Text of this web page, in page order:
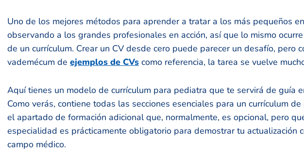
Uno de los mejores métodos para aprender a tratar a los más pequeños
observando a los grandes profesionales en acción, así que lo mismo
de un currículum. Crear un CV desde cero puede parecer un desafío, pero
vademécum de ejemplos de CVs como referencia, la tarea se vuelve
Aquí tienes un modelo de currículum para pediatra que te servirá de guía
Como verás, contiene todas las secciones esenciales para un currículum
el apartado de formación adicional que, normalmente, es opcional, pero
especialidad es prácticamente obligatorio para demostrar tu actualización
campo médico.